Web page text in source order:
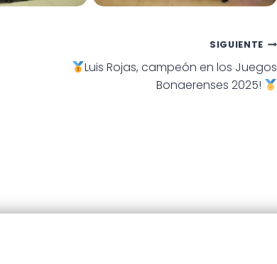
SIGUIENTE
Luis Rojas, campeón en los Juegos
Bonaerenses 2025!